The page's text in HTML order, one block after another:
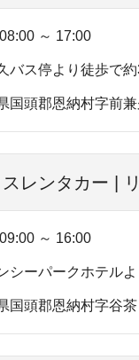
～ 17:00
バス停より徒歩で約
国頭郡恩納村字前
レンタカー |
～ 16:00
シーパークホテル
国頭郡恩納村字谷茶